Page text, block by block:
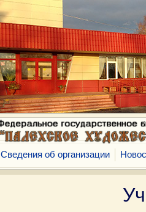
Сведения об организации